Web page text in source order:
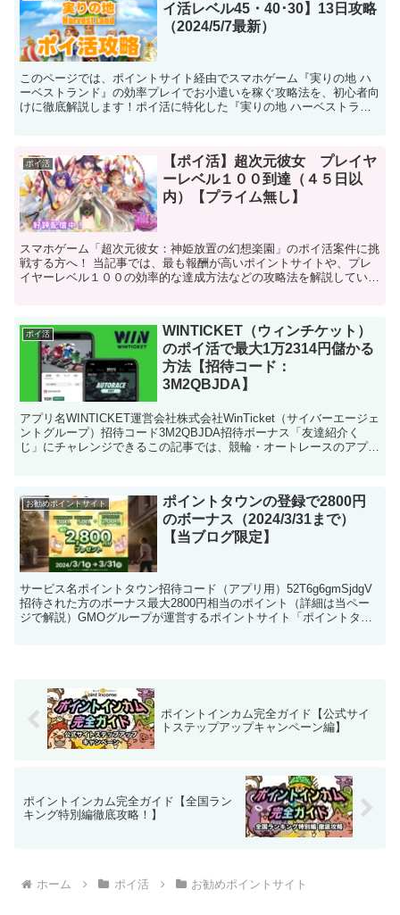
イ活レベル45・40･30】13日攻略
（2024/5/7最新）
このページでは、ポイントサイト経由でスマホゲーム『実りの地 ハ
ーベストランド』の効率プレイでお小遣いを稼ぐ攻略法を、初心者向
けに徹底解説します！ポイ活に特化した『実りの地 ハーベストラン
ポイ活
【ポイ活】超次元彼女 プレイヤ
ーレベル１００到達（４５日以
内）【プライム無し】
スマホゲーム「超次元彼女：神姫放置の幻想楽園」のポイ活案件に挑
戦する方へ！ 当記事では、最も報酬が高いポイントサイトや、プレ
イヤーレベル１００の効率的な達成方法などの攻略法を解説していま
ポイ活
WINTICKET（ウィンチケット）
のポイ活で最大1万2314円儲かる
方法【招待コード：
3M2QBJDA】
アプリ名WINTICKET運営会社株式会社WinTicket（サイバーエージェ
ントグループ）招待コード3M2QBJDA招待ボーナス「友達紹介く
じ」にチャレンジできるこの記事では、競輪・オートレースのアプリ
お勧めポイントサイト
ポイントタウンの登録で2800円
のボーナス（2024/3/31まで）
【当ブログ限定】
サービス名ポイントタウン招待コード（アプリ用）52T6g6gmSjdgV
招待された方のボーナス最大2800円相当のポイント（詳細は当ペー
ジで解説）GMOグループが運営するポイントサイト「ポイントタウ
ポイントインカム完全ガイド【公式サイ
トステップアップキャンペーン編】
ポイントインカム完全ガイド【全国ラン
キング特別編徹底攻略！】
ホーム ポイ活 お勧めポイントサイト